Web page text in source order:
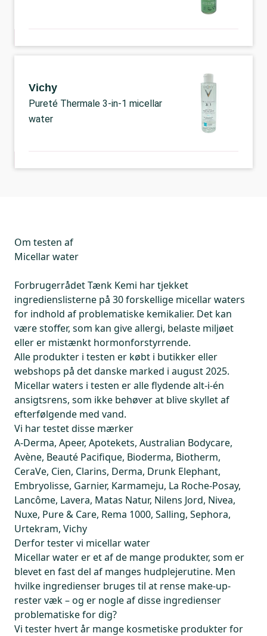
Vichy
Pureté Thermale 3-in-1 micellar
water
Om testen af
Micellar water
Forbrugerrådet Tænk Kemi har tjekket
ingredienslisterne på 30 forskellige micellar waters
for indhold af problematiske kemikalier. Det kan
være stoffer, som kan give allergi, belaste miljøet
eller er mistænkt hormonforstyrrende.
Alle produkter i testen er købt i butikker eller
webshops på det danske marked i august 2025.
Micellar waters i testen er alle flydende alt-i-én
ansigtsrens, som ikke behøver at blive skyllet af
efterfølgende med vand.
Vi har testet disse mærker
A-Derma, Apeer, Apotekets, Australian Bodycare,
Avène, Beauté Pacifique, Bioderma, Biotherm,
CeraVe, Cien, Clarins, Derma, Drunk Elephant,
Embryolisse, Garnier, Karmameju, La Roche-Posay,
Lancôme, Lavera, Matas Natur, Nilens Jord, Nivea,
Nuxe, Pure & Care, Rema 1000, Salling, Sephora,
Urtekram, Vichy
Derfor tester vi micellar water
Micellar water er et af de mange produkter, som er
blevet en fast del af manges hudplejerutine. Men
hvilke ingredienser bruges til at rense make-up-
rester væk – og er nogle af disse ingredienser
problematiske for dig?
Vi tester hvert år mange kosmetiske produkter for